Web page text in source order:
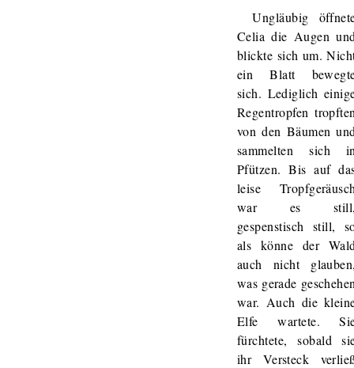
Ungläubig
Celia die Augen
blickte sich um.
ein Blatt
sich. Lediglich
Regentropfen
von den Bäumen
sammelten sich
Pfützen. Bis auf
leise
war es
gespenstisch still,
als könne der
auch nicht
was gerade
war. Auch die
Elfe wartete.
fürchtete, sobald
ihr Versteck